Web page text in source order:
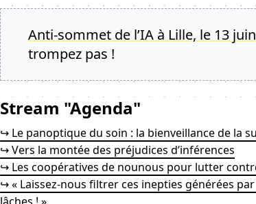
Anti-sommet de l’IA à Lille, le 13
trompez pas !
Stream "Agenda"
↪ Le panoptique du soin : la bienveillance de la
↪ Vers la montée des préjudices d’inférences
↪ Les coopératives de nounous pour lutter
↪ « Laissez-nous filtrer ces inepties générées par